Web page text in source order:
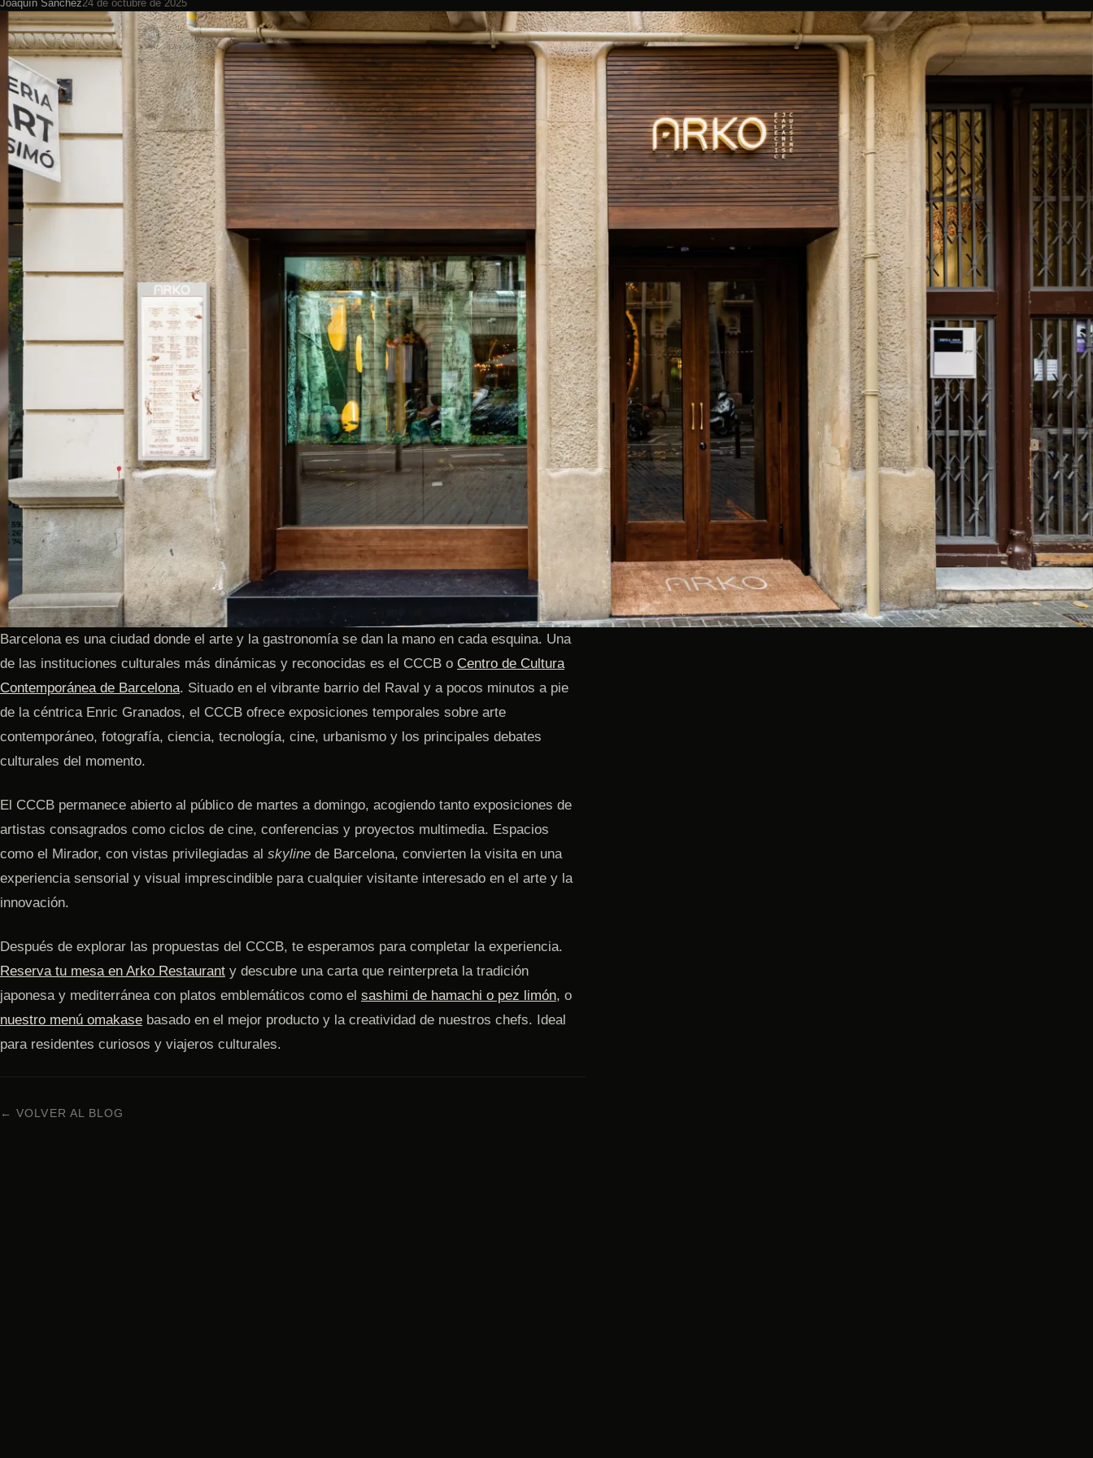
Joaquín Sánchez24 de octubre de 2025
Barcelona es una ciudad donde el arte y la gastronomía se dan la mano en cada esquina. Una
de las instituciones culturales más dinámicas y reconocidas es el CCCB o Centro de Cultura
Contemporánea de Barcelona. Situado en el vibrante barrio del Raval y a pocos minutos a pie
de la céntrica Enric Granados, el CCCB ofrece exposiciones temporales sobre arte
contemporáneo, fotografía, ciencia, tecnología, cine, urbanismo y los principales debates
culturales del momento.
El CCCB permanece abierto al público de martes a domingo, acogiendo tanto exposiciones de
artistas consagrados como ciclos de cine, conferencias y proyectos multimedia. Espacios
como el Mirador, con vistas privilegiadas al skyline de Barcelona, convierten la visita en una
experiencia sensorial y visual imprescindible para cualquier visitante interesado en el arte y la
innovación.
Después de explorar las propuestas del CCCB, te esperamos para completar la experiencia.
Reserva tu mesa en Arko Restaurant y descubre una carta que reinterpreta la tradición
japonesa y mediterránea con platos emblemáticos como el sashimi de hamachi o pez limón, o
nuestro menú omakase basado en el mejor producto y la creatividad de nuestros chefs. Ideal
para residentes curiosos y viajeros culturales.
← VOLVER AL BLOG